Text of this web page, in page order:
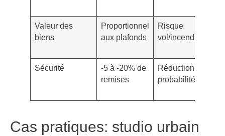
Valeur des
biens
Proportionnel
aux plafonds
Risque
vol/incendie/bris
Sécurité
-5 à -20% de
remises
Réduction
probabilité/gravité
Cas pratiques: studio urbain